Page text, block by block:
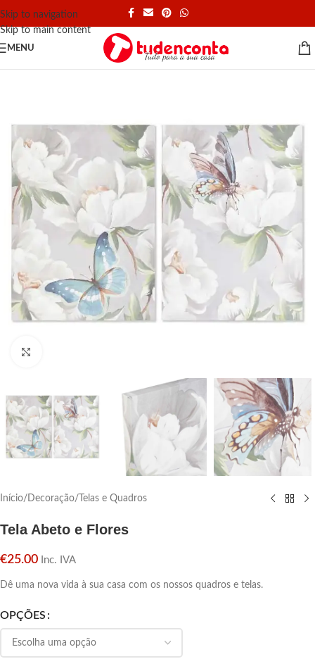
Skip to navigation
Skip to main content
MENU
Início/ Decoração/ Telas e Quadros
Tela Abeto e Flores
€25.00 Inc. IVA
Dê uma nova vida à sua casa com os nossos quadros e telas.
OPÇÕES